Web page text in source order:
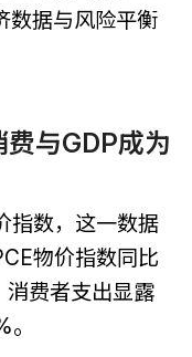
数据与风险平衡
与GDP成为
指数，这一数据
物价指数同比
费者支出显露